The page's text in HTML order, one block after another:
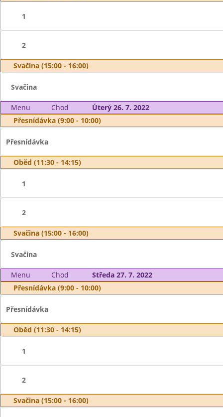
1
2
Svačina (15:00 - 16:00)
Svačina
Menu Chod
Úterý 26. 7. 2022
Přesnídávka (9:00 - 10:00)
Přesnídávka
Oběd (11:30 - 14:15)
1
2
Svačina (15:00 - 16:00)
Svačina
Menu Chod
Středa 27. 7. 2022
Přesnídávka (9:00 - 10:00)
Přesnídávka
Oběd (11:30 - 14:15)
1
2
Svačina (15:00 - 16:00)